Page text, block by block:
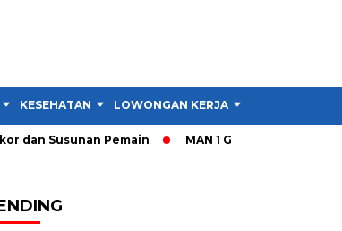
KESEHATAN LOWONGAN KERJA
dan Susunan Pemain MAN 1 Garut Gelar Cek